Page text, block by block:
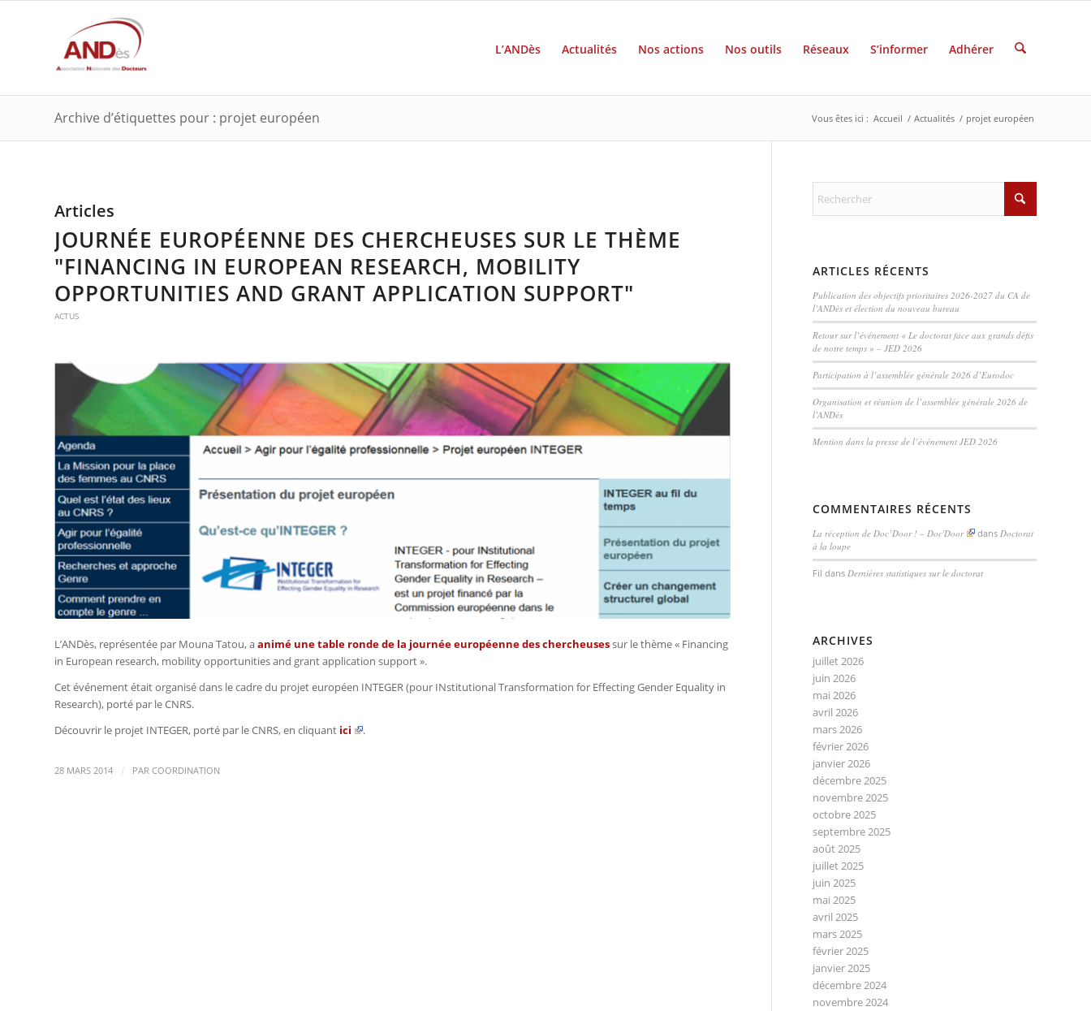
L’ANDès Actualités Nos actions Nos outils Réseaux S’informer Adhérer
Archive d’étiquettes pour : projet européen Vous êtes ici : Accueil / Actualités / projet européen
Articles
JOURNÉE EUROPÉENNE DES CHERCHEUSES SUR LE THÈME
"FINANCING IN EUROPEAN RESEARCH, MOBILITY
OPPORTUNITIES AND GRANT APPLICATION SUPPORT"
ACTUS
L’ANDès, représentée par Mouna Tatou, aanimé une table ronde de la journée européenne des chercheusessur le thème « Financing
in European research, mobility opportunities and grant application support ».
Cet événement était organisé dans le cadre du projet européen INTEGER (pour INstitutional Transformation for Effecting Gender Equality in
Research), porté par le CNRS.
Découvrir le projet INTEGER, porté par le CNRS, en cliquant ici .
28 MARS 2014 / PAR COORDINATION
ARTICLES RÉCENTS
Publication des objectifs prioritaires 2026-2027 du CA de
l’ANDès et élection du nouveau bureau
Retour sur l’événement « Le doctorat face aux grands défis
de notre temps » – JED 2026
Participation à l’assemblée générale 2026 d’Eurodoc
Organisation et réunion de l’assemblée générale 2026 de
l’ANDès
Mention dans la presse de l’événement JED 2026
COMMENTAIRES RÉCENTS
La réception de Doc’Door ! – Doc'Door dans Doctorat
à la loupe
Fil dansDernières statistiques sur le doctorat
ARCHIVES
juillet 2026
juin 2026
mai 2026
avril 2026
mars 2026
février 2026
janvier 2026
décembre 2025
novembre 2025
octobre 2025
septembre 2025
août 2025
juillet 2025
juin 2025
mai 2025
avril 2025
mars 2025
février 2025
janvier 2025
décembre 2024
novembre 2024